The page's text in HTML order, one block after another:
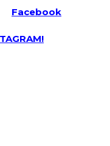
Facebook